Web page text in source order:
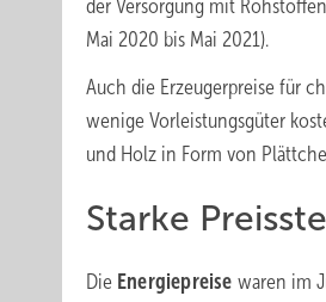
der Versorgung mit
Mai 2020 bis Mai 2021).
Auch die Erzeugerpreise für
wenige Vorleistungsgüter
und Holz in Form von
Starke
Die Energiepreise waren im